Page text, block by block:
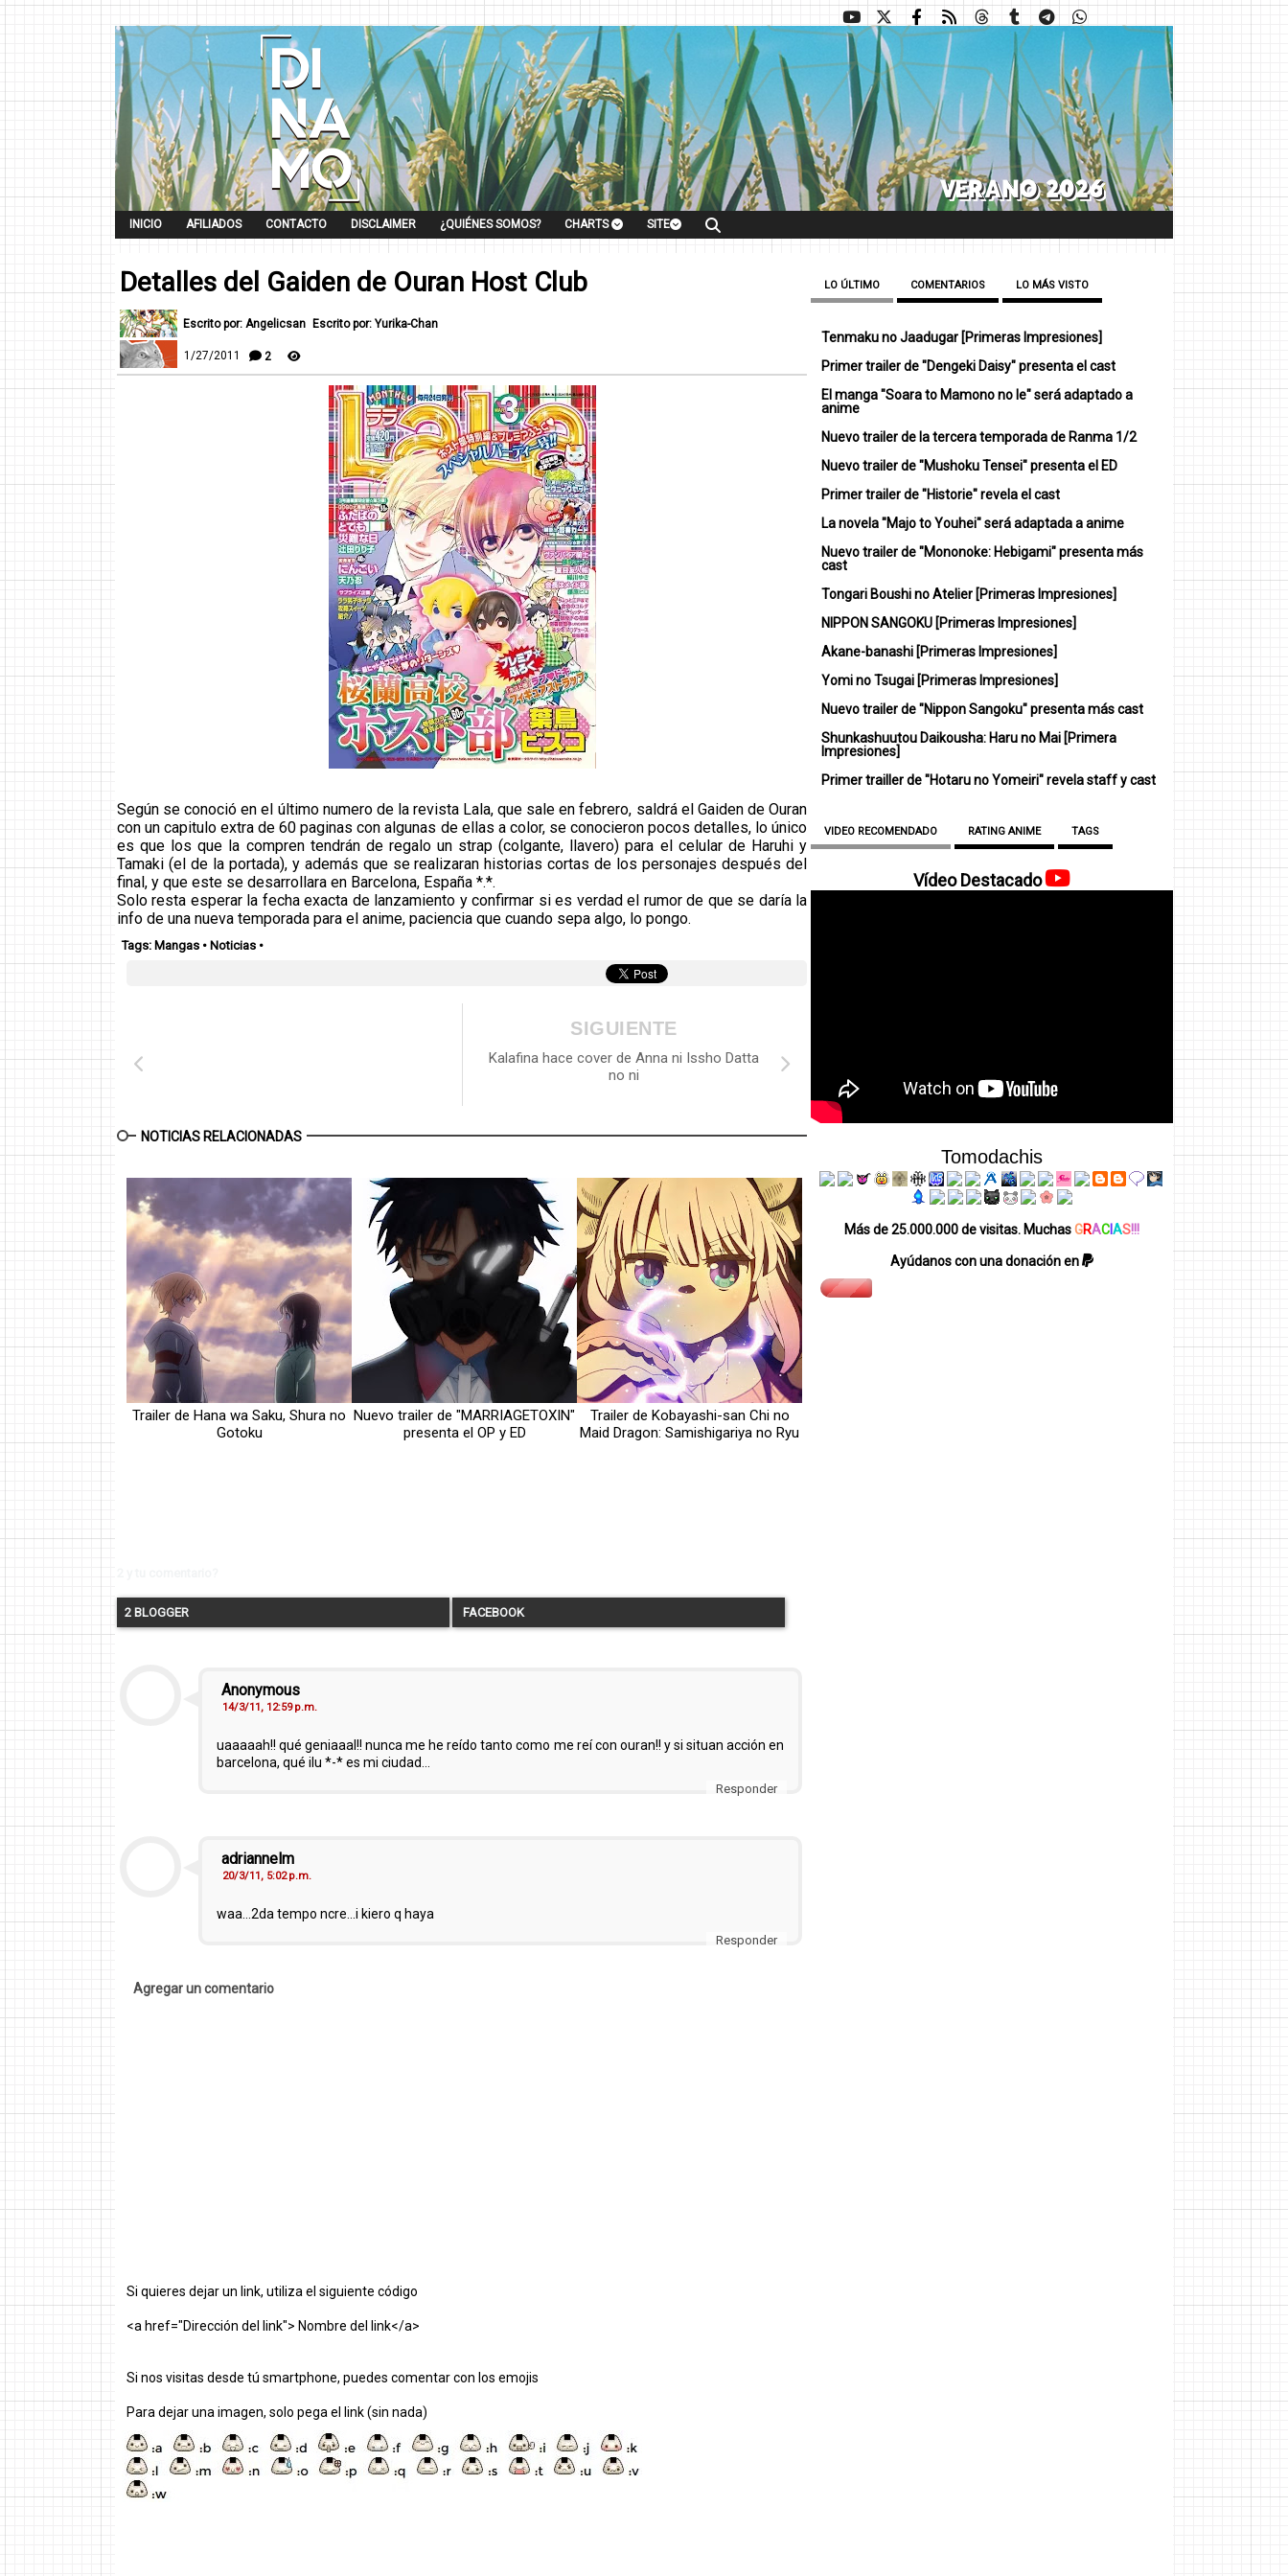
INICIO AFILIADOS CONTACTO DISCLAIMER ¿QUIÉNES SOMOS? CHARTS SITE
Detalles del Gaiden de Ouran Host Club
Escrito por: Angelicsan Escrito por: Yurika-Chan
1/27/2011 2
Según se conoció en el último numero de la revista Lala, que sale en febrero, saldrá el Gaiden de Ouran
con un capitulo extra de 60 paginas con algunas de ellas a color, se conocieron pocos detalles, lo único
es que los que la compren tendrán de regalo un strap (colgante, llavero) para el celular de Haruhi y
Tamaki (el de la portada), y además que se realizaran historias cortas de los personajes después del
final, y que este se desarrollara en Barcelona, España *.*.
Solo resta esperar la fecha exacta de lanzamiento y confirmar si es verdad el rumor de que se daría la
info de una nueva temporada para el anime, paciencia que cuando sepa algo, lo pongo.
Tags: Mangas • Noticias •
SIGUIENTE
Kalafina hace cover de Anna ni Issho Datta
no ni
NOTICIAS RELACIONADAS
Trailer de Hana wa Saku, Shura no
Gotoku
Nuevo trailer de "MARRIAGETOXIN"
presenta el OP y ED
Trailer de Kobayashi-san Chi no
Maid Dragon: Samishigariya no Ryu
2 BLOGGER FACEBOOK
Anonymous
14/3/11, 12:59 p.m.
uaaaaah!! qué geniaaal!! nunca me he reído tanto como me reí con ouran!! y si situan acción en
barcelona, qué ilu *-* es mi ciudad...
Responder
adriannelm
20/3/11, 5:02 p.m.
waa...2da tempo ncre...i kiero q haya
Responder
Agregar un comentario
Si quieres dejar un link, utiliza el siguiente código
<a href="Dirección del link"> Nombre del link</a>
Si nos visitas desde tú smartphone, puedes comentar con los emojis
Para dejar una imagen, solo pega el link (sin nada)
LO ÚLTIMO COMENTARIOS LO MÁS VISTO
Tenmaku no Jaadugar [Primeras Impresiones]
Primer trailer de "Dengeki Daisy" presenta el cast
El manga "Soara to Mamono no Ie" será adaptado a
anime
Nuevo trailer de la tercera temporada de Ranma 1/2
Nuevo trailer de "Mushoku Tensei" presenta el ED
Primer trailer de "Historie" revela el cast
La novela "Majo to Youhei" será adaptada a anime
Nuevo trailer de "Mononoke: Hebigami" presenta más
cast
Tongari Boushi no Atelier [Primeras Impresiones]
NIPPON SANGOKU [Primeras Impresiones]
Akane-banashi [Primeras Impresiones]
Yomi no Tsugai [Primeras Impresiones]
Nuevo trailer de "Nippon Sangoku" presenta más cast
Shunkashuutou Daikousha: Haru no Mai [Primera
Impresiones]
Primer trailler de "Hotaru no Yomeiri" revela staff y cast
VIDEO RECOMENDADO RATING ANIME TAGS
Vídeo Destacado
Tomodachis
Más de 25.000.000 de visitas. MuchasGRACAS!!!
Ayúdanos con una donación en